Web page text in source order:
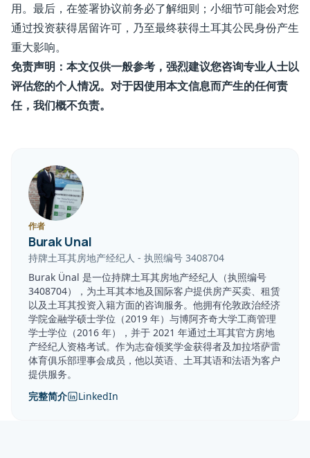
用。最后，在签署协议前务必了解细则；小细节可能会对您
通过投资获得居留许可，乃至最终获得土耳其公民身份产生
重大影响。
免责声明：本文仅供一般参考，强烈建议您咨询专业人士以
评估您的个人情况。对于因使用本文信息而产生的任何责
任，我们概不负责。
作者
Burak Unal
持牌土耳其房地产经纪人 - 执照编号 3408704
Burak Ünal 是一位持牌土耳其房地产经纪人（执照编号
3408704），为土耳其本地及国际客户提供房产买卖、租赁
以及土耳其投资入籍方面的咨询服务。他拥有伦敦政治经济
学院金融学硕士学位（2019 年）与博阿齐奇大学工商管理
学士学位（2016 年），并于 2021 年通过土耳其官方房地
产经纪人资格考试。作为志奋领奖学金获得者及加拉塔萨雷
体育俱乐部理事会成员，他以英语、土耳其语和法语为客户
提供服务。
完整简介
LinkedIn